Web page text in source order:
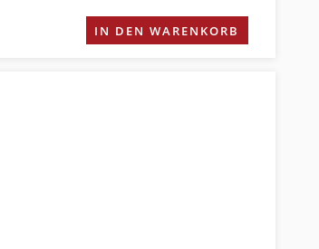
IN DEN WARENKORB